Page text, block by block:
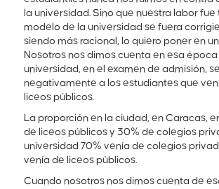
la universidad. Sino que nuestra labor fue
modelo de la universidad se fuera
siendo más racional, lo quiero poner en
Nosotros nos dimos cuenta en esa época
universidad, en el examen de admisión,
negativamente a los estudiantes que
liceos públicos.
La proporción en la ciudad, en Caracas,
de liceos públicos y 30% de colegios
universidad 70% venía de colegios
venía de liceos públicos.
Cuando nosotros nos dimos cuenta de